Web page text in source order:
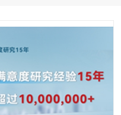
餐饮业满意度调查
员工满意度
汽车行业满意度